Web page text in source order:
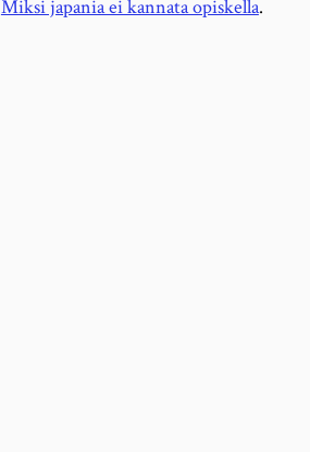
Miksi japania ei kannata opiskella.